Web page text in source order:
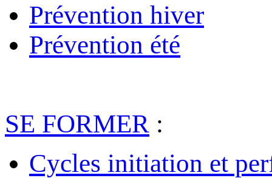
Prévention hiver
Prévention été
SE FORMER :
Cycles initiation et